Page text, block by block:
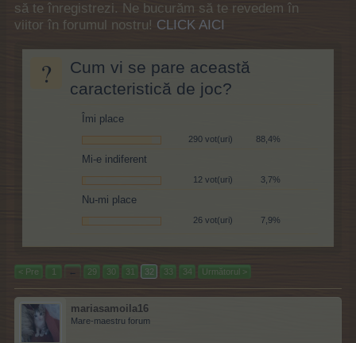
să te înregistrezi. Ne bucurăm să te revedem în
viitor în forumul nostru! CLICK AICI
?
Cum vi se pare această
caracteristică de joc?
Îmi place
290 vot(uri) 88,4%
Mi-e indiferent
12 vot(uri) 3,7%
Nu-mi place
26 vot(uri) 7,9%
< Pre 1 ← 29 30 31 32 33 34 Următorul >
mariasamoila16
Mare-maestru forum